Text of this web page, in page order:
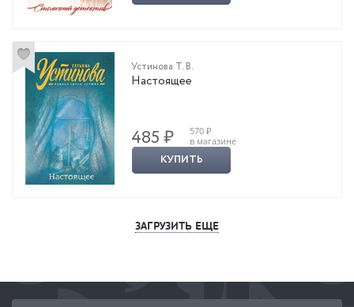
Устинова Т. В.
Настоящее
485 ₽
570 ₽
в магазине
КУПИТЬ
ЗАГРУЗИТЬ ЕЩЕ